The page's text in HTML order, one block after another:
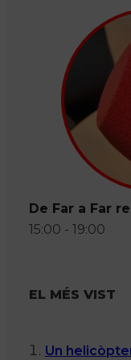
De Far a Far
15:00 - 19:00
EL MÉS VIST
Un